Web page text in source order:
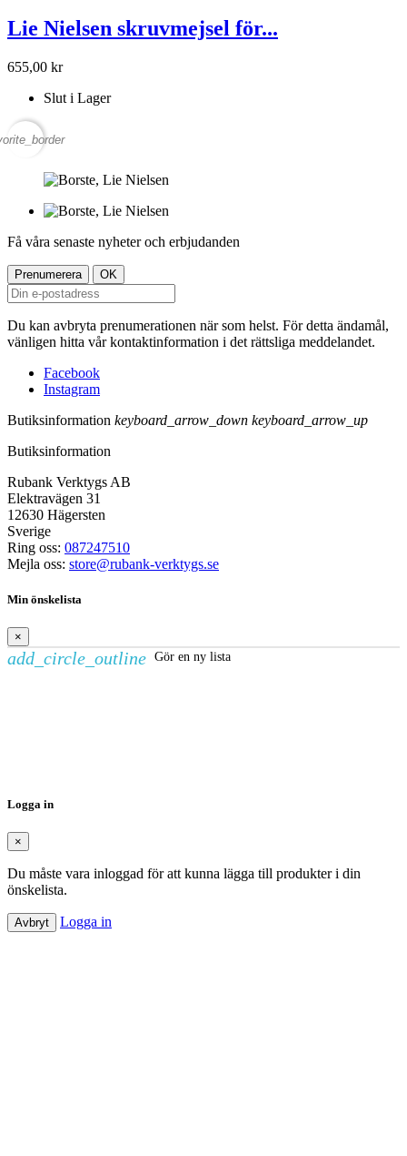
Lie Nielsen skruvmejsel för...
655,00 kr
Slut i Lager
Få våra senaste nyheter och erbjudanden
Du kan avbryta prenumerationen när som helst. För detta ändamål,
vänligen hitta vår kontaktinformation i det rättsliga meddelandet.
Facebook
Instagram
Butiksinformation keyboard_arrow_down keyboard_arrow_up
Butiksinformation
Rubank Verktygs AB
Elektravägen 31
12630 Hägersten
Sverige
Ring oss: 087247510
Mejla oss: store@rubank-verktygs.se
Min önskelista
×
add_circle_outline Gör en ny lista
Logga in
×
Du måste vara inloggad för att kunna lägga till produkter i din
önskelista.
Avbryt Logga in